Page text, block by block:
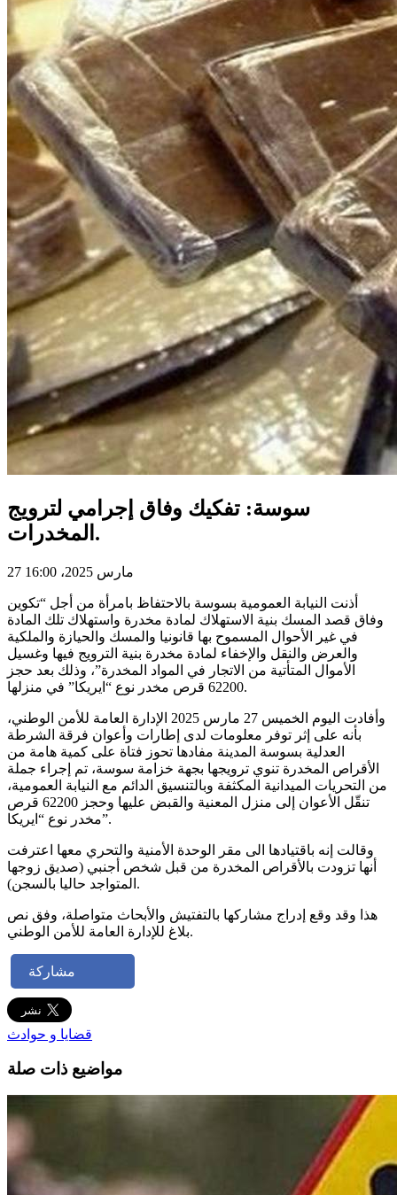
سوسة: تفكيك وفاق إجرامي لترويج
المخدرات.
27 مارس 2025، 16:00
أذنت النيابة العمومية بسوسة بالاحتفاظ بامرأة من أجل “تكوين
وفاق قصد المسك بنية الاستهلاك لمادة مخدرة واستهلاك تلك المادة
في غير الأحوال المسموح بها قانونيا والمسك والحيازة والملكية
والعرض والنقل والإخفاء لمادة مخدرة بنية الترويج فيها وغسيل
الأموال المتأتية من الاتجار في المواد المخدرة”، وذلك بعد حجز
62200 قرص مخدر نوع “ايريكا” في منزلها.
وأفادت اليوم الخميس 27 مارس 2025 الإدارة العامة للأمن الوطني،
بأنه على إثر توفر معلومات لدى إطارات وأعوان فرقة الشرطة
العدلية بسوسة المدينة مفادها تحوز فتاة على كمية هامة من
الأقراص المخدرة تنوي ترويجها بجهة خزامة سوسة، تم إجراء جملة
من التحريات الميدانية المكثفة وبالتنسيق الدائم مع النيابة العمومية،
تنقّل الأعوان إلى منزل المعنية والقبض عليها وحجز 62200 قرص
مخدر نوع “ايريكا”.
وقالت إنه باقتيادها الى مقر الوحدة الأمنية والتحري معها اعترفت
أنها تزودت بالأقراص المخدرة من قبل شخص أجنبي (صديق زوجها
المتواجد حاليا بالسجن).
هذا وقد وقع إدراج مشاركها بالتفتيش والأبحاث متواصلة، وفق نص
بلاغ للإدارة العامة للأمن الوطني.
مشاركة
قضايا و حوادث
مواضيع ذات صلة